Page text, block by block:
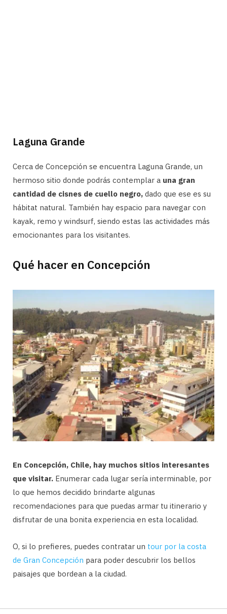
Laguna Grande
Cerca de Concepción se encuentra Laguna Grande, un
hermoso sitio donde podrás contemplar a una gran
cantidad de cisnes de cuello negro, dado que ese es su
hábitat natural. También hay espacio para navegar con
kayak, remo y windsurf, siendo estas las actividades más
emocionantes para los visitantes.
Qué hacer en Concepción
En Concepción, Chile, hay muchos sitios interesantes
que visitar. Enumerar cada lugar sería interminable, por
lo que hemos decidido brindarte algunas
recomendaciones para que puedas armar tu itinerario y
disfrutar de una bonita experiencia en esta localidad.
O, si lo prefieres, puedes contratar un tour por la costa
de Gran Concepción para poder descubrir los bellos
paisajes que bordean a la ciudad.